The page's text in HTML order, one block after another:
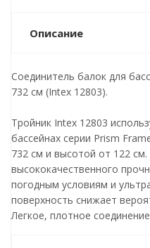
Описание
Соединитель балок для
732 см (Intex 12803).
Тройник Intex 12803
бассейнах серии Prism
732 см и высотой от 122
высококачественного
погодным условиям и
поверхность снижает
Легкое, плотное